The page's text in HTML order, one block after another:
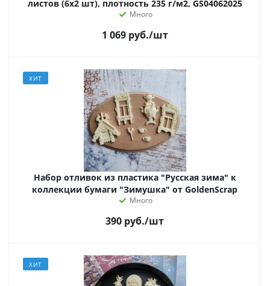
листов (6х2 шт), плотность 235 г/м2, GS04062025
Много
1 069руб./шт
ХИТ
Набор отливок из пластика "Русская зима" к
коллекции бумаги "Зимушка" от GoldenScrap
Много
390 руб./шт
ХИТ